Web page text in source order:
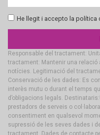
He llegit i accepto la política
Responsable del tractament:
tractament: Mantenir una relació
notícies. Legitimació del
Conservació de les dades: Es
interès mutu o durant el temps
d’obligacions legals.
prestadors de serveis o
consentiment en qualsevol
supressió de les seves dades i
tractament. Dades de contacte